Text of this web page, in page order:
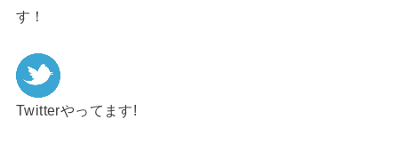
す！
Twitterやってます!